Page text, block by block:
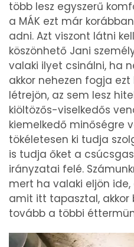
több lesz egyszerű
a MÁK ezt már
adni. Azt viszont látni
köszönhető Jani
valaki ilyet csinálni, ha
akkor nehezen fogja ezt
létrejön, az sem lesz
kiöltözős-viselkedős
kiemelkedő minőségre
tökéletesen ki tudja
is tudja őket a
irányzatai felé.
mert ha valaki eljön ide,
amit itt tapasztal,
tovább a többi